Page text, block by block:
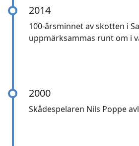
2014
100-årsminnet av skotten i
uppmärksammas runt om i
2000
Skådespelaren Nils Poppe